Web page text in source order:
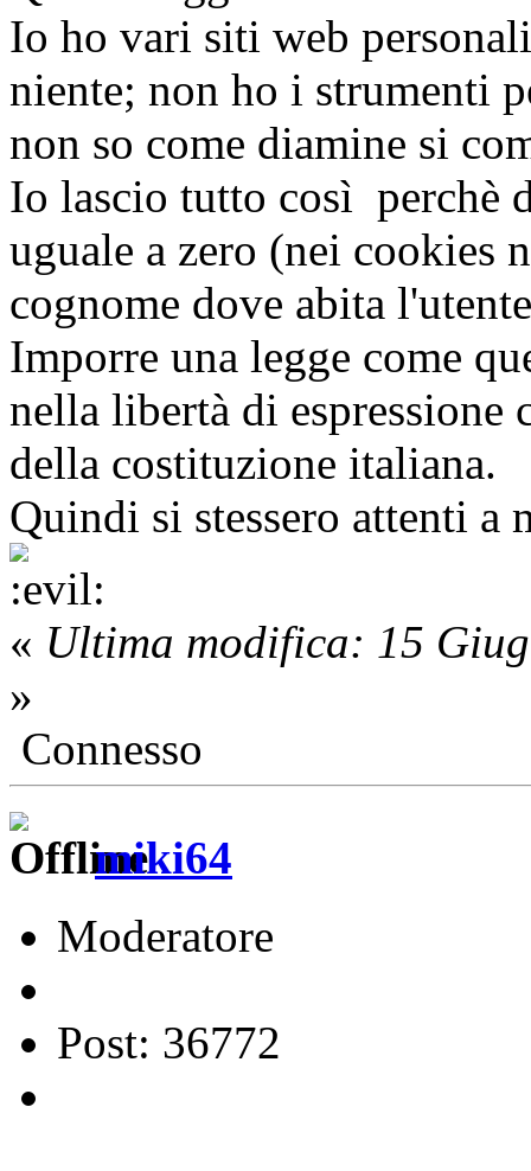
Io ho vari siti web
niente; non ho i strumenti
non so come diamine si
Io lascio tutto così perchè
uguale a zero (nei cookies
cognome dove abita
Imporre una legge come
nella libertà di
della costituzione italiana.
Quindi si stessero attenti
« Ultima modifica: 15
»
Connesso
miki64
Moderatore
Post: 36772